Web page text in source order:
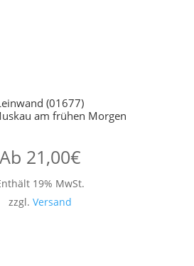
(01677)
am frühen Morgen
Ab 21,00€
19% MwSt.
zzgl. Versand